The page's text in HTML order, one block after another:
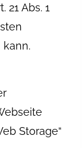
21 Abs. 1
Storage“